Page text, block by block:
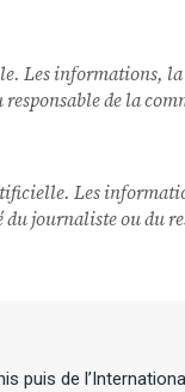
Les informations,
de la
Les
journaliste ou du
puis de